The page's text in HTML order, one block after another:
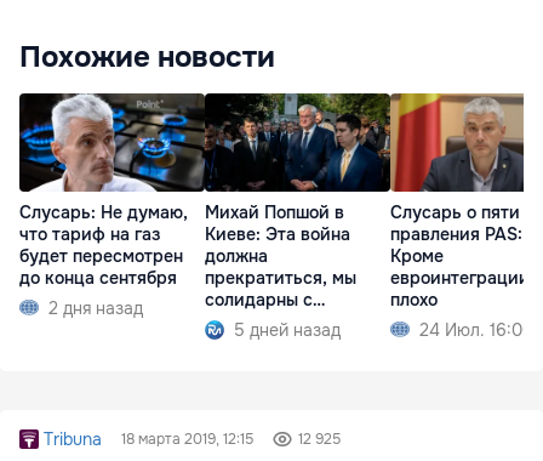
Похожие новости
Слусарь: Не думаю,
что тариф на газ
будет пересмотрен
до конца сентября
2 дня назад
Михай Попшой в
Киеве: Эта война
должна
прекратиться, мы
солидарны с
Украиной
5 дней назад
Слусарь о пяти
правления PAS:
Кроме
евроинтеграции,
плохо
24 Июл. 16:00
Tribuna 18 марта 2019, 12:15 12 925